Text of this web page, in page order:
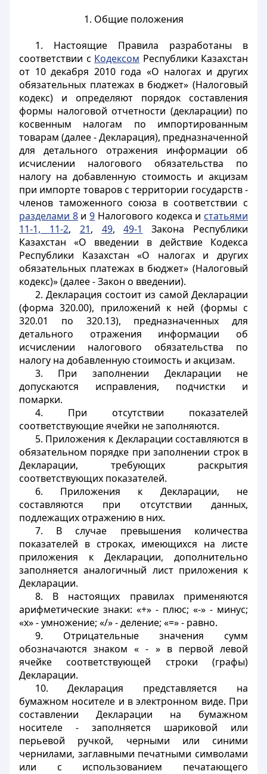
1. Общие положения
1. Настоящие Правила разработаны в
соответствии с Кодексом Республики Казахстан
от 10 декабря 2010 года «О налогах и других
обязательных платежах в бюджет» (Налоговый
кодекс) и определяют порядок составления
формы налоговой отчетности (декларации) по
косвенным налогам по импортированным
товарам (далее - Декларация), предназначенной
для детального отражения информации об
исчислении налогового обязательства по
налогу на добавленную стоимость и акцизам
при импорте товаров с территории государств -
членов таможенного союза в соответствии с
разделами 8и9 Налогового кодекса и статьями
11-1, 11-2, 21, 49,49-1
Закона Республики
Казахстан «О введении в действие Кодекса
Республики Казахстан «О налогах и других
обязательных платежах в бюджет» (Налоговый
кодекс)» (далее - Закон о введении).
2. Декларация состоит из самой Декларации
(форма 320.00), приложений к ней (формы с
320.01 по 320.13), предназначенных для
детального отражения информации об
исчислении налогового обязательства по
налогу на добавленную стоимость и акцизам.
3. При заполнении Декларации не
допускаются исправления, подчистки и
помарки.
4. При отсутствии показателей
соответствующие ячейки не заполняются.
5. Приложения к Декларации составляются в
обязательном порядке при заполнении строк в
Декларации, требующих раскрытия
соответствующих показателей.
6. Приложения к Декларации, не
составляются при отсутствии данных,
подлежащих отражению в них.
7. В случае превышения количества
показателей в строках, имеющихся на листе
приложения к Декларации, дополнительно
заполняется аналогичный лист приложения к
Декларации.
8. В настоящих правилах применяются
арифметические знаки: «+» - плюс; «-» - минус;
«х» - умножение; «/» - деление; «=» - равно.
9. Отрицательные значения сумм
обозначаются знаком « - » в первой левой
ячейке соответствующей строки (графы)
Декларации.
10. Декларация представляется на
бумажном носителе и в электронном виде. При
составлении Декларации на бумажном
носителе - заполняется шариковой или
перьевой ручкой, черными или синими
чернилами, заглавными печатными символами
или с использованием печатающего